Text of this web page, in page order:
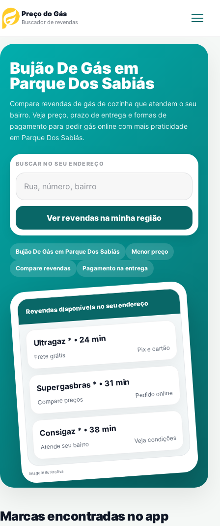
Preço do Gás
Buscador de revendas
Revendedor
Notícias
Cadastre-se
Gás
Contatos
Bujão De Gás em
Parque Dos Sabiás
Compare revendas de gás de cozinha que atendem o seu
bairro. Veja preço, prazo de entrega e formas de
pagamento para pedir gás online com mais praticidade
em Parque Dos Sabiás.
BUSCAR NO SEU ENDEREÇO
Rua, número, bairro
Ver revendas na minha região
Bujão De Gás em Parque Dos Sabiás Menor preço
Compare revendas Pagamento na entrega
Revendas disponíveis no seu endereço
Ultragaz * • 24 min
Frete grátis
Pix e cartão
Supergasbras * • 31 min
Compare preços
Pedido online
Consigaz * • 38 min
Atende seu bairro
Veja condições
Imagem ilustrativa
Marcas encontradas no app